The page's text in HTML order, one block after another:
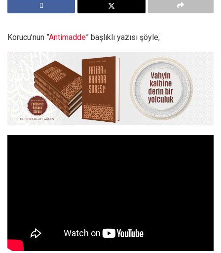
Korucu’nun ”Antimadde” başlıklı yazısı şöyle;